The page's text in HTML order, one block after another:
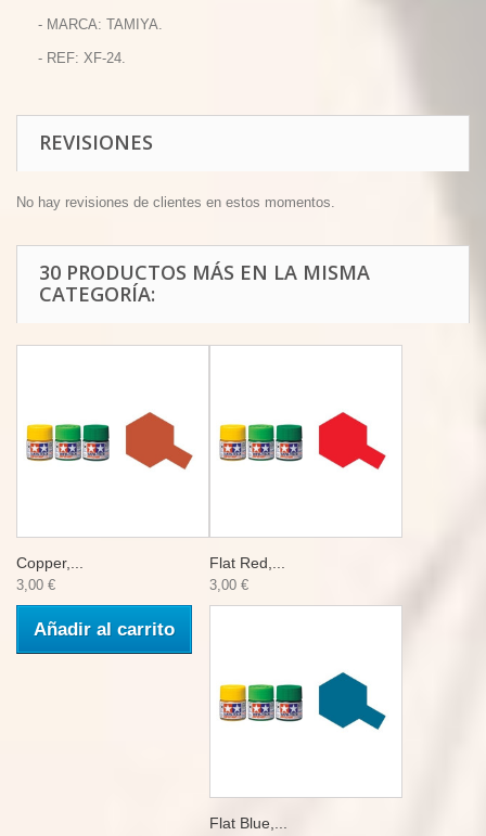
- MARCA: TAMIYA.
- REF: XF-24.
REVISIONES
No hay revisiones de clientes en estos momentos.
30 PRODUCTOS MÁS EN LA MISMA
CATEGORÍA:
Copper,...
3,00 €
Añadir al carrito
Flat Red,...
3,00 €
Flat Blue,...